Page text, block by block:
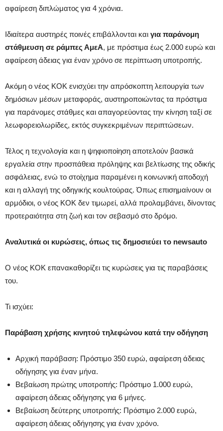
αφαίρεση διπλώματος για 4 χρόνια.
Ιδιαίτερα αυστηρές ποινές επιβάλλονται και για παράνομη
στάθμευση σε ράμπες ΑμεΑ, με πρόστιμα έως 2.000 ευρώ και
αφαίρεση άδειας για έναν χρόνο σε περίπτωση υποτροπής.
Ακόμη ο νέος ΚΟΚ ενισχύει την απρόσκοπτη λειτουργία των
δημόσιων μέσων μεταφοράς, αυστηροποιώντας τα πρόστιμα
για παράνομες στάθμες και απαγορεύοντας την κίνηση ταξί σε
λεωφορειολωρίδες, εκτός συγκεκριμένων περιπτώσεων.
Τέλος η τεχνολογία και η ψηφιοποίηση αποτελούν βασικά
εργαλεία στην προσπάθεια πρόληψης και βελτίωσης της οδικής
ασφάλειας, ενώ το στοίχημα παραμένει η κοινωνική αποδοχή
και η αλλαγή της οδηγικής κουλτούρας. Όπως επισημαίνουν οι
αρμόδιοι, ο νέος ΚΟΚ δεν τιμωρεί, αλλά προλαμβάνει, δίνοντας
προτεραιότητα στη ζωή και τον σεβασμό στο δρόμο.
Αναλυτικά οι κυρώσεις, όπως τις δημοσιεύει το newsauto
Ο νέος ΚΟΚ επανακαθορίζει τις κυρώσεις για τις παραβάσεις
του.
Τι ισχύει:
Παράβαση χρήσης κινητού τηλεφώνου κατά την οδήγηση
Αρχική παράβαση: Πρόστιμο 350 ευρώ, αφαίρεση άδειας
οδήγησης για έναν μήνα.
Βεβαίωση πρώτης υποτροπής: Πρόστιμο 1.000 ευρώ,
αφαίρεση άδειας οδήγησης για 6 μήνες.
Βεβαίωση δεύτερης υποτροπής: Πρόστιμο 2.000 ευρώ,
αφαίρεση άδειας οδήγησης για έναν χρόνο.